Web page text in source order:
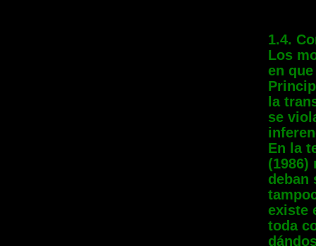
1.4.
Los
en
la
se
En la
(1986)
deban
existe
toda